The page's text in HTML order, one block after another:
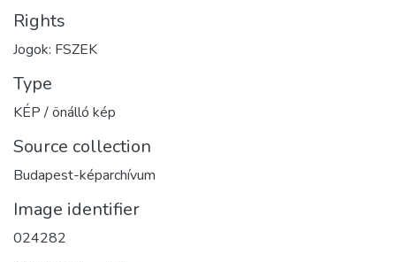
Rights
Jogok: FSZEK
Type
KÉP / önálló kép
Source collection
Budapest-képarchívum
Image identifier
024282